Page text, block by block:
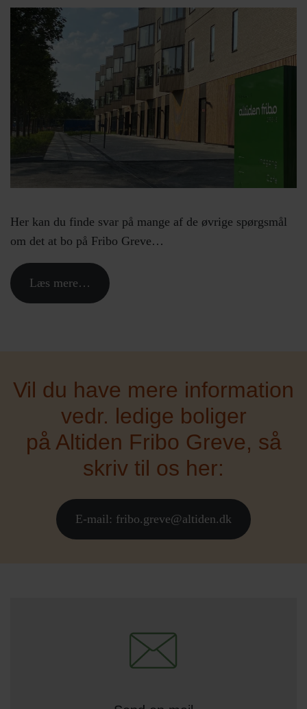
Her kan du finde svar på mange af de øvrige spørgsmål
om det at bo på Fribo Greve…
Læs mere…
Vil du have mere information
vedr. ledige boliger
på Altiden Fribo Greve, så
skriv til os her:
E-mail: fribo.greve@altiden.dk